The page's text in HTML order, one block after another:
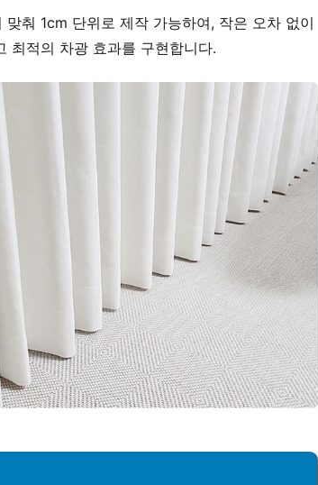
춰 1cm 단위로 제작 가능하여, 작은 오차 없이
최적의 차광 효과를 구현합니다.